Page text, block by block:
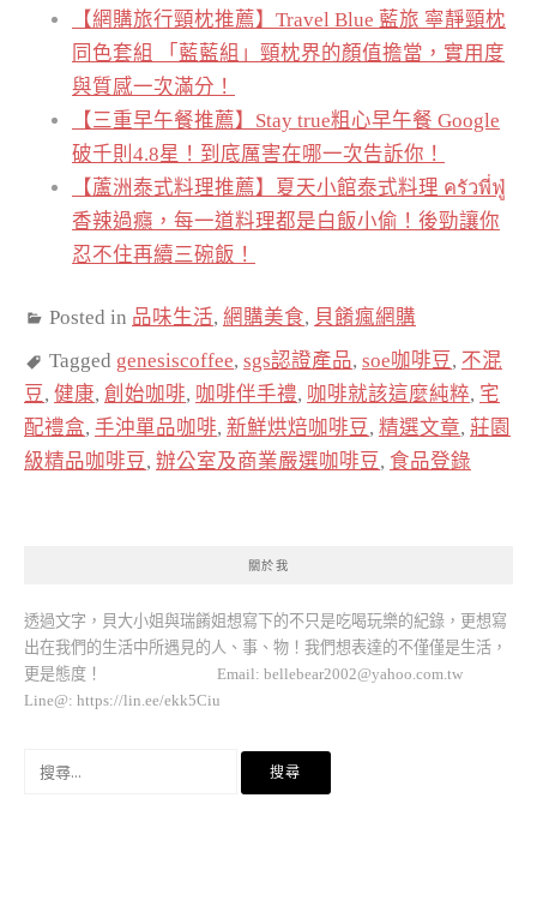
【網購旅行頸枕推薦】Travel Blue 藍旅 寧靜頸枕
同色套組 「藍藍組」頸枕界的顏值擔當，實用度
與質感一次滿分！
【三重早午餐推薦】Stay true粗心早午餐 Google
破千則4.8星！到底厲害在哪一次告訴你！
【蘆洲泰式料理推薦】夏天小館泰式料理 ครัวพี่ฟู่
香辣過癮，每一道料理都是白飯小偷！後勁讓你
忍不住再續三碗飯！
Posted in 品味生活, 網購美食, 貝餚瘋網購
Tagged genesiscoffee, sgs認證產品, soe咖啡豆, 不混
豆, 健康, 創始咖啡, 咖啡伴手禮, 咖啡就該這麼純粹, 宅
配禮盒, 手沖單品咖啡, 新鮮烘焙咖啡豆, 精選文章, 莊園
級精品咖啡豆, 辦公室及商業嚴選咖啡豆, 食品登錄
關於我
透過文字，貝大小姐與瑞餚姐想寫下的不只是吃喝玩樂的紀錄，更想寫
出在我們的生活中所遇見的人、事、物！我們想表達的不僅僅是生活，
更是態度！ Email: bellebear2002@yahoo.com.tw
Line@: https://lin.ee/ekk5Ciu